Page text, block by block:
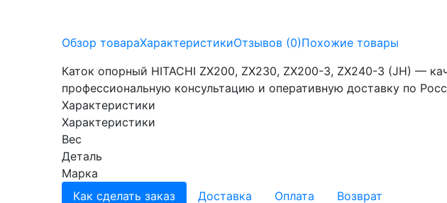
Обзор товараХарактеристикиОтзывов (0)Похожие товары
Каток опорный HITACHI ZX200, ZX230, ZX200-3, ZX240-3 (JH) —
профессиональную консультацию и оперативную доставку по
Характеристики
Характеристики
Вес
Деталь
Марка
Как сделать заказ
Доставка Оплата
Возврат